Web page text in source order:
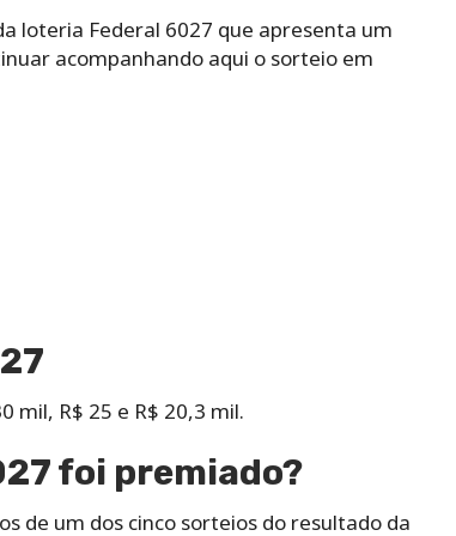
loteria Federal 6027 que apresenta um
acompanhando aqui o sorteio em
mil, R$ 25 e R$ 20,3 mil.
foi premiado?
de um dos cinco sorteios do resultado da